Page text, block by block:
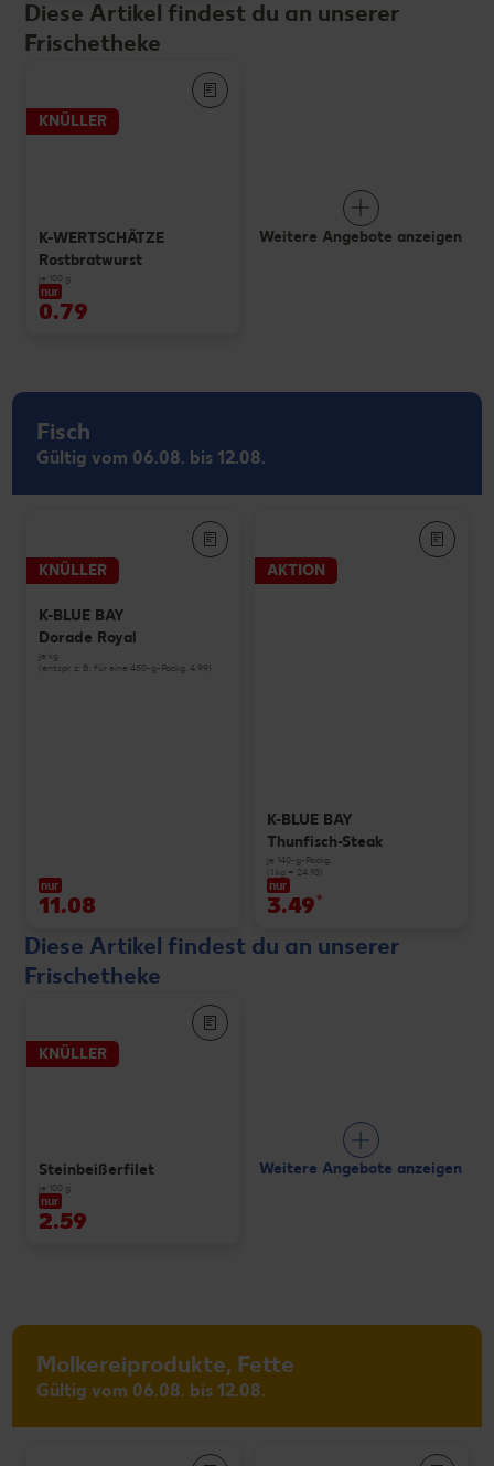
Diese Artikel findest du an unserer
Frischetheke
KNÜLLER
K-WERTSCHÄTZE
Rostbratwurst
je 100 g
nur
0.79
Weitere Angebote anzeigen
Fisch
Gültig vom 06.08. bis 12.08.
KNÜLLER
K-BLUE BAY
Dorade Royal
je kg
(entspr. z. B. für eine 450-g-Packg. 4.99)
nur
11.08
AKTION
K-BLUE BAY
Thunfisch-Steak
je 140-g-Packg.
(1 kg = 24.93)
nur
3.49*
Diese Artikel findest du an unserer
Frischetheke
KNÜLLER
Steinbeißerfilet
je 100 g
nur
2.59
Weitere Angebote anzeigen
Molkereiprodukte, Fette
Gültig vom 06.08. bis 12.08.